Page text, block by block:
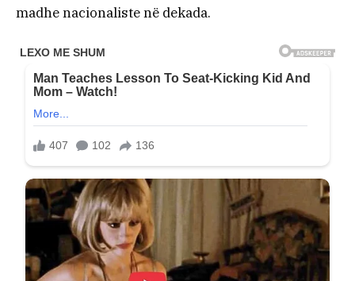
madhe nacionaliste në dekada.